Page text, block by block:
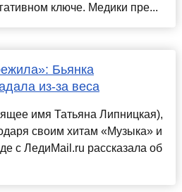
ключе. Медики пре...
Бьянка
из-за веса
имя Татьяна Липницкая),
своим хитам «Музыка» и
с ЛедиMail.ru рассказала об